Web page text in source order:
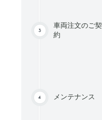
車両注文のご契
約
メンテナンス